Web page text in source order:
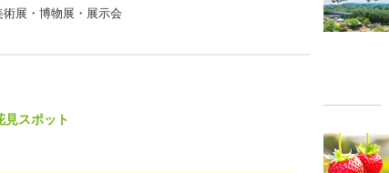
術展・博物展・展示会
見スポット